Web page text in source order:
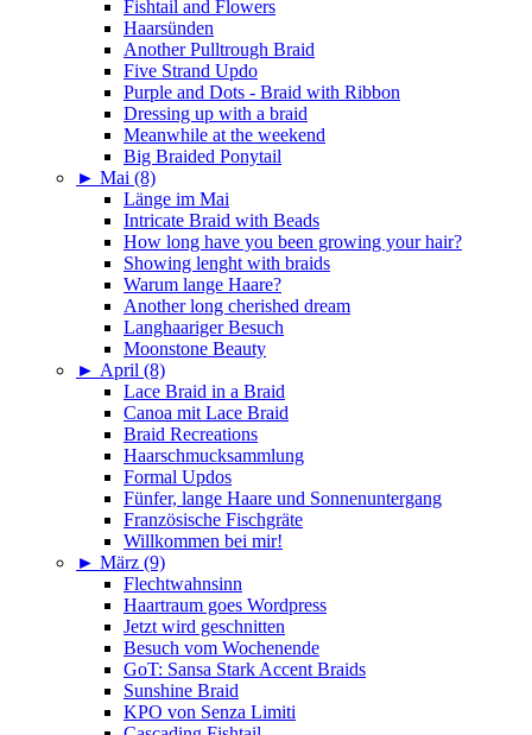
Fishtail and Flowers
Haarsünden
Another Pulltrough Braid
Five Strand Updo
Purple and Dots - Braid with Ribbon
Dressing up with a braid
Meanwhile at the weekend
Big Braided Ponytail
► Mai (8)
Länge im Mai
Intricate Braid with Beads
How long have you been growing your hair?
Showing lenght with braids
Warum lange Haare?
Another long cherished dream
Langhaariger Besuch
Moonstone Beauty
► April (8)
Lace Braid in a Braid
Canoa mit Lace Braid
Braid Recreations
Haarschmucksammlung
Formal Updos
Fünfer, lange Haare und Sonnenuntergang
Französische Fischgräte
Willkommen bei mir!
► März (9)
Flechtwahnsinn
Haartraum goes Wordpress
Jetzt wird geschnitten
Besuch vom Wochenende
GoT: Sansa Stark Accent Braids
Sunshine Braid
KPO von Senza Limiti